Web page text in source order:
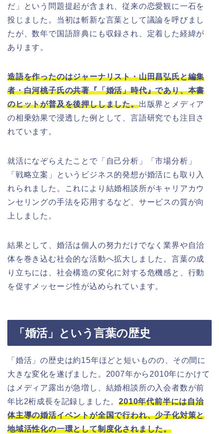
だ」という問題提起が含まれ、従来の恋愛観に一石を
投じました。当初は斬新な言葉として議論を呼びまし
たが、数年で国語辞典にも収録され、定着した経緯が
あります。
造語を作ったのはジャーナリスト・山田昌弘氏と編集
者・白河桃子氏の共著『「婚活」時代』であり、本書
のヒットが普及を後押ししました。出版界とメディア
の相乗効果で浸透した例として、言語研究でも注目さ
れています。
就活になぞらえたことで「自己分析」「市場分析」
「戦略立案」というビジネス的発想が婚活にも取り入
れられました。これにより結婚相談所がキャリアカウ
ンセリングの手法を応用するなど、サービスの質が向
上しました。
結果として、婚活は個人の努力だけでなく業界や自治
体を巻き込む社会的な活動へ拡大しました。言葉の成
り立ちには、社会構造の変化に対する危機感と、行動
を促すメッセージ性が込められています。
「婚活」という言葉の歴史
「婚活」の歴史は約15年ほどと短いものの、その間に
大きな変化を遂げました。2007年から2010年にかけて
はメディア露出が急増し、結婚相談所の入会者数が前
年比2桁成長を記録しました。2010年代前半には自治
体主導の婚活イベントが全国で行われ、少子化対策と
地域活性化の一環として制度化されました。